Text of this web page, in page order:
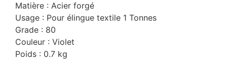
Matière : Acier forgé
Usage : Pour élingue textile 1 Tonnes
Grade : 80
Couleur : Violet
Poids : 0.7 kg